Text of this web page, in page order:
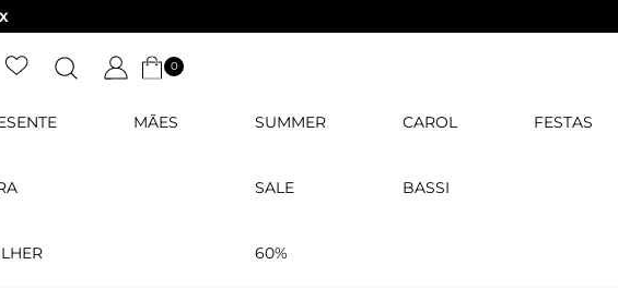
0
MÃES SUMMER
SALE
60%
CAROL
BASSI
FESTAS